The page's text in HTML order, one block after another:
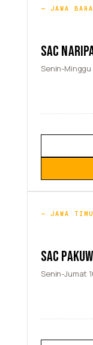
JAWA
SAC
Senin-Minggu
JAWA
SAC
Senin-Jumat